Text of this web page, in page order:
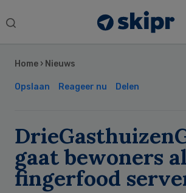
Search
Home › Nieuws
Opslaan Reageer nu Delen
gaat bewoners
fingerfood
Sidebar